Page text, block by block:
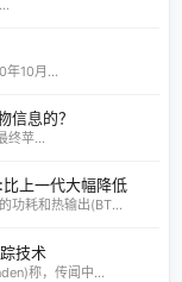
年10月...
信息的？
终苹...
上一代大幅降低
功耗和热输出(BT...
技术
称，传闻中...